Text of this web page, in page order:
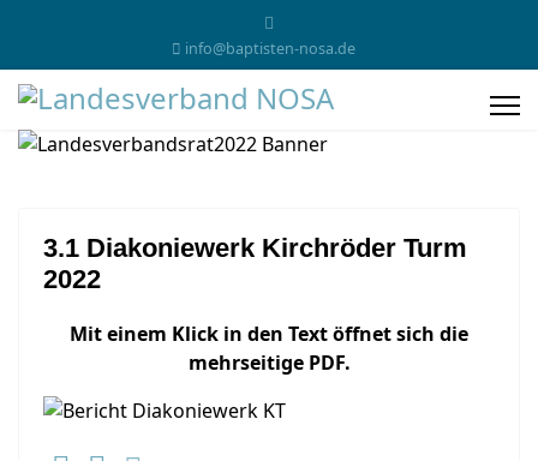
info@baptisten-nosa.de
3.1 Diakoniewerk Kirchröder Turm
2022
Mit einem Klick in den Text öffnet sich die
mehrseitige PDF.